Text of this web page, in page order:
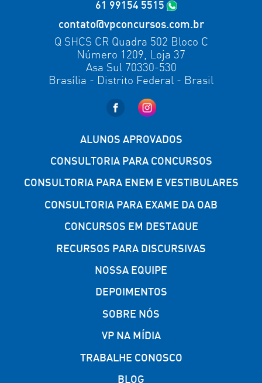
61 99154 5515
contato@vpconcursos.com.br
Q SHCS CR Quadra 502 Bloco C
Número 1209, Loja 37
Asa Sul 70330-530
Brasília - Distrito Federal - Brasil
ALUNOS APROVADOS
CONSULTORIA PARA CONCURSOS
CONSULTORIA PARA ENEM E VESTIBULARES
CONSULTORIA PARA EXAME DA OAB
CONCURSOS EM DESTAQUE
RECURSOS PARA DISCURSIVAS
NOSSA EQUIPE
DEPOIMENTOS
SOBRE NÓS
VP NA MÍDIA
TRABALHE CONOSCO
BLOG